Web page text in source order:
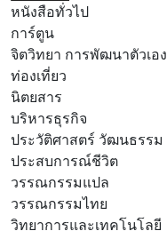
หนังสือทั่วไป
การ์ตูน
จิตวิทยา การพัฒนาตัวเอง
ท่องเที่ยว
นิตยสาร
บริหารธุรกิจ
ประวัติศาสตร์ วัฒนธรรม
ประสบการณ์ชีวิต
วรรณกรรมแปล
วรรณกรรมไทย
วิทยาการและเทคโนโลยี